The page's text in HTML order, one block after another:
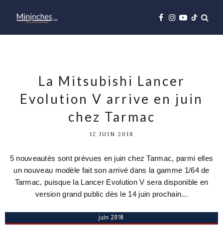
La Mitsubishi Lancer
Evolution V arrive en juin
chez Tarmac
12 JUIN 2018
5 nouveautés sont prévues en juin chez Tarmac, parmi elles
un nouveau modèle fait son arrivé dans la gamme 1/64 de
Tarmac, puisque la Lancer Evolution V sera disponible en
version grand public dès le 14 juin prochain...